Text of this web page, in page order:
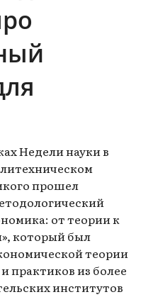
Недели науки в
прошел
от теории к
который был
теории
практиков из более
институтов